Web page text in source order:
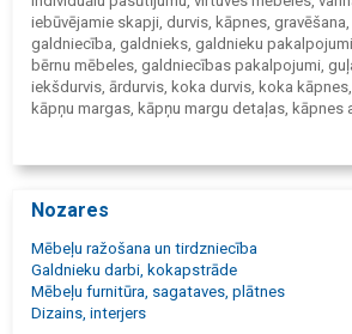
iebūvējamie skapji, durvis, kāpnes, gravēšana,
galdniecība, galdnieks, galdnieku
bērnu mēbeles, galdniecības pakalpojumi,
iekšdurvis, ārdurvis, koka durvis, koka
kāpņu margas, kāpņu margu detaļas, kāpnes
mēbeļu pasūtīšana, interjers, dizains, mēbeļu
kokgriezumi, dekoratīvie kokgriezumu
kokgriezumi uz pasūtījumu, kokgriezumu
kokgriezuma pasūtīšana, masīvkoks,
mēbeles mājai, mēbeles restorāniem,
telpām, sienas panelis, dekoratīvie sienas
Nozares
Mēbeļu ražošana un tirdzniecība
Galdnieku darbi, kokapstrāde
Mēbeļu furnitūra, sagataves, plātnes
Dizains, interjers